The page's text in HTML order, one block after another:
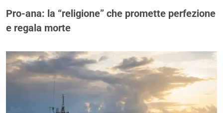
Pro-ana: la “religione” che promette perfezione
e regala morte